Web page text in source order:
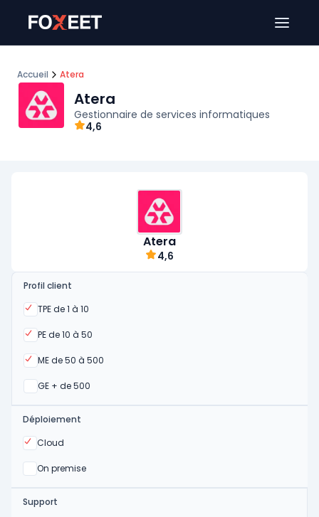
Accueil Atera
Atera
Gestionnaire de services informatiques
4,6
Atera
4,6
Profil client
TPE de 1 à 10
Oui
PE de 10 à 50
Oui
ME de 50 à 500
Oui
GE + de 500
Oui
Déploiement
Cloud
Oui
On premise
Oui
Support